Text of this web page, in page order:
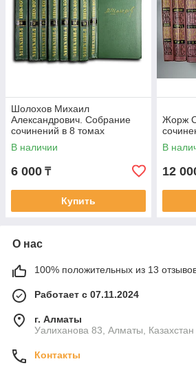
Шолохов Михаил
Александрович. Собрание
сочинений в 8 томах
В наличии
6 000 ₸
Купить
Жорж
В
12
О нас
100% положительных из 13
Работает с 07.11.2024
г. Алматы
Уалиханова 83, Алматы, Казахстан
Контакты